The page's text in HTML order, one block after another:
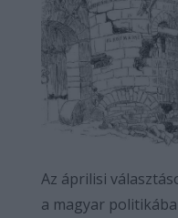
Az áprilisi
a magyar